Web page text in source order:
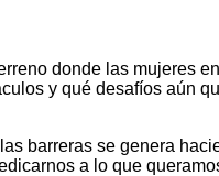
donde las mujeres
y qué desafíos aún
barreras se genera
a lo que